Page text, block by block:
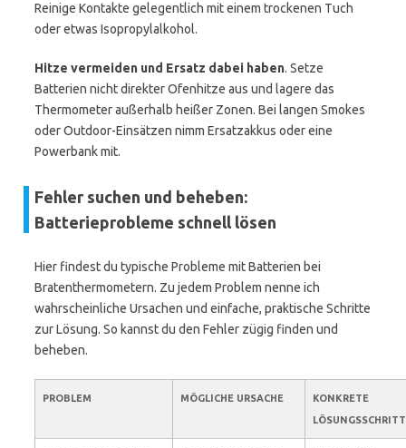
Reinige Kontakte gelegentlich mit einem trockenen Tuch
oder etwas Isopropylalkohol.
Hitze vermeiden und Ersatz dabei haben. Setze
Batterien nicht direkter Ofenhitze aus und lagere das
Thermometer außerhalb heißer Zonen. Bei langen Smokes
oder Outdoor-Einsätzen nimm Ersatzakkus oder eine
Powerbank mit.
Fehler suchen und beheben:
Batterieprobleme schnell lösen
Hier findest du typische Probleme mit Batterien bei
Bratenthermometern. Zu jedem Problem nenne ich
wahrscheinliche Ursachen und einfache, praktische Schritte
zur Lösung. So kannst du den Fehler zügig finden und
beheben.
PROBLEM MÖGLICHE URSACHE
KONKRETE